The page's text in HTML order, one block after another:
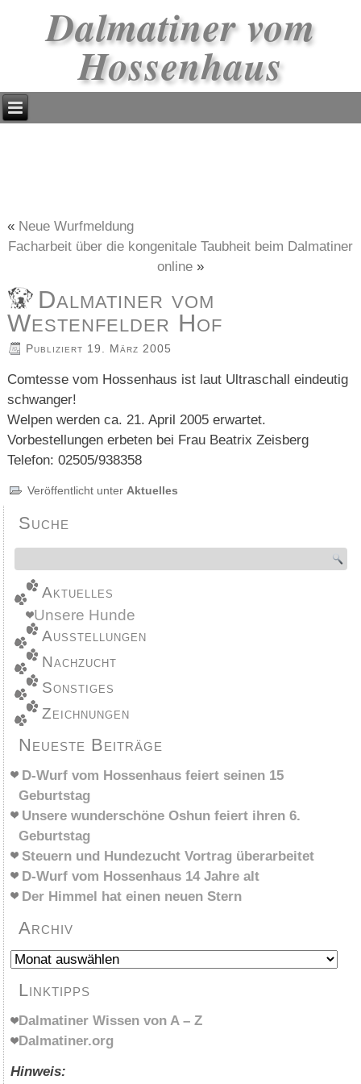
Dalmatiner vom
Hossenhaus
« Neue Wurfmeldung
Facharbeit über die kongenitale Taubheit beim Dalmatiner
online »
Dalmatiner vom
Westenfelder Hof
Publiziert 19. März 2005
Comtesse vom Hossenhaus ist laut Ultraschall eindeutig
schwanger!
Welpen werden ca. 21. April 2005 erwartet.
Vorbestellungen erbeten bei Frau Beatrix Zeisberg
Telefon: 02505/938358
Veröffentlicht unter Aktuelles
Suche
Aktuelles
Unsere Hunde
Ausstellungen
Nachzucht
Sonstiges
Zeichnungen
Neueste Beiträge
D-Wurf vom Hossenhaus feiert seinen 15
Geburtstag
Unsere wunderschöne Oshun feiert ihren 6.
Geburtstag
Steuern und Hundezucht Vortrag überarbeitet
D-Wurf vom Hossenhaus 14 Jahre alt
Der Himmel hat einen neuen Stern
Archiv
Archiv
Linktipps
Dalmatiner Wissen von A – Z
Dalmatiner.org
Hinweis: